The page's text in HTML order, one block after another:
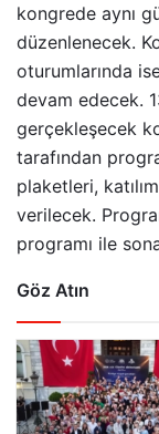
kongrede aynı
düzenlenecek.
oturumlarında
devam edecek.
gerçekleşecek
tarafından
plaketleri,
verilecek.
programı ile
Göz Atın